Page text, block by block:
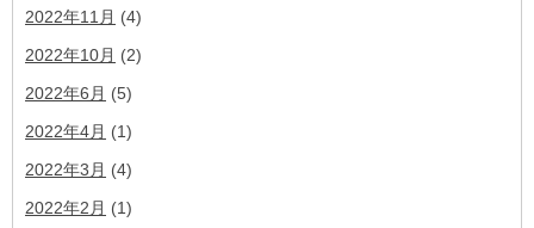
2022年11月 (4)
2022年10月 (2)
2022年6月 (5)
2022年4月 (1)
2022年3月 (4)
2022年2月 (1)